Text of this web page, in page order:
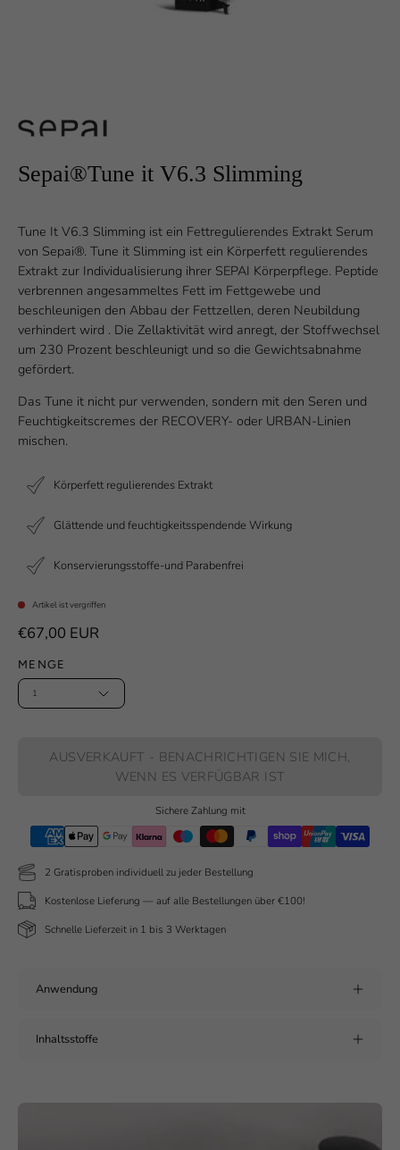
Sepai®Tune it V6.3 Slimming
Tune It V6.3 Slimming ist ein Fettregulierendes Extrakt Serum
von Sepai®. Tune it Slimming ist ein Körperfett regulierendes
Extrakt zur Individualisierung ihrer SEPAI Körperpflege. Peptide
verbrennen angesammeltes Fett im Fettgewebe und
beschleunigen den Abbau der Fettzellen, deren Neubildung
verhindert wird . Die Zellaktivität wird anregt, der Stoffwechsel
um 230 Prozent beschleunigt und so die Gewichtsabnahme
gefördert.
Das Tune it nicht pur verwenden, sondern mit den Seren und
Feuchtigkeitscremes der RECOVERY- oder URBAN-Linien
mischen.
Körperfett regulierendes Extrakt
Glättende und feuchtigkeitsspendende Wirkung
Konservierungsstoffe-und Parabenfrei
Artikel ist vergriffen
€67,00 EUR
MENGE
1
AUSVERKAUFT - BENACHRICHTIGEN SIE MICH,
WENN ES VERFÜGBAR IST
Sichere Zahlung mit
2 Gratisproben individuell zu jeder Bestellung
Kostenlose Lieferung — auf alle Bestellungen über €100!
Schnelle Lieferzeit in 1 bis 3 Werktagen
Anwendung
Inhaltsstoffe